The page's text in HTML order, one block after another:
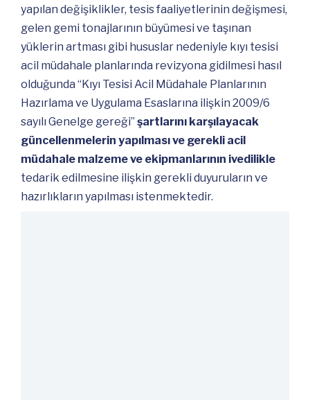
yapılan değişiklikler, tesis faaliyetlerinin değişmesi,
gelen gemi tonajlarının büyümesi ve taşınan
yüklerin artması gibi hususlar nedeniyle kıyı tesisi
acil müdahale planlarında revizyona gidilmesi hasıl
olduğunda “Kıyı Tesisi Acil Müdahale Planlarının
Hazırlama ve Uygulama Esaslarına ilişkin 2009/6
sayılı Genelge gereği” şartlarını karşılayacak
güncellenmelerin yapılması ve gerekli acil
müdahale malzeme ve ekipmanlarının ivedilikle
tedarik edilmesine ilişkin gerekli duyuruların ve
hazırlıkların yapılması istenmektedir.